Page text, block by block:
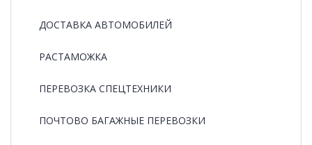
ДОСТАВКА АВТОМОБИЛЕЙ
РАСТАМОЖКА
ПЕРЕВОЗКА СПЕЦТЕХНИКИ
ПОЧТОВО БАГАЖНЫЕ ПЕРЕВОЗКИ